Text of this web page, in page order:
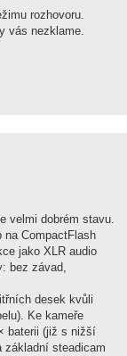
rozhovoru.
vás nezklame.
velmi dobrém stavu.
na CompactFlash
jako XLR audio
bez závad,
desek kvůli
Ke kameře
baterii (již s nižší
základní steadicam